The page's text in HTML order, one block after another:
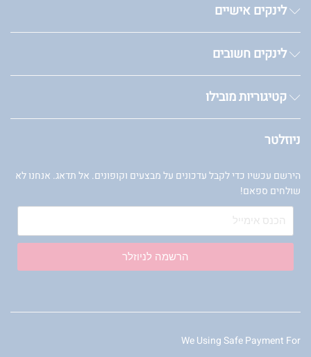
לינקים אישיים
לינקים חשובים
קטיגוריות מובילו
ניוזלטר
הירשם עכשיו כדי לקבל עדכונים על מבצעים וקופונים. אל תדאג. אנחנו לא
שולחים ספאם!
הרשמה לניוזלר
We Using Safe Payment For